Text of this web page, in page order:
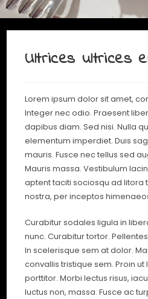
Ultrices ultrices
Lorem ipsum dolor sit amet,
Integer nec odio. Praesent
dapibus diam. Sed nisi. Nulla
elementum imperdiet. Duis
mauris. Fusce nec tellus sed
Mauris massa. Vestibulum
aptent taciti sociosqu ad litora
nostra, per inceptos
Curabitur sodales ligula in
nunc. Curabitur tortor.
In scelerisque sem at dolor.
convallis tristique sem. Proin
porttitor. Morbi lectus risus,
luctus non, massa. Fusce ac